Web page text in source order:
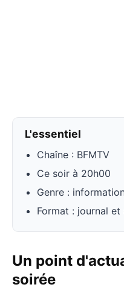
L'essentiel
Chaîne : BFMTV
Ce soir à 20h00
Genre :
Format : journal
Un point
soirée